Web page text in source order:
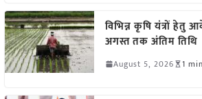
विभिन्न कृषि यंत्रों
अगस्त तक अंतिम तिथि
August 5, 2026 1